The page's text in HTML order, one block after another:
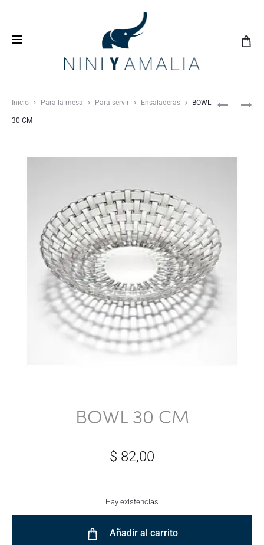
con nosotros y vive una
experiencia inolvidable
Inicio Para la mesa Para servir Ensaladeras BOWL
30 CM
BOWL 30 CM
$ 82,00
Hay existencias
Añadir al carrito